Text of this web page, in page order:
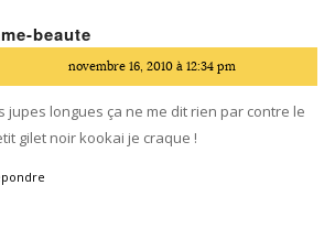
beaute
novembre 16, 2010 à 12:34 pm
jupes longues ça ne me dit rien par contre le
gilet noir kookai je craque !